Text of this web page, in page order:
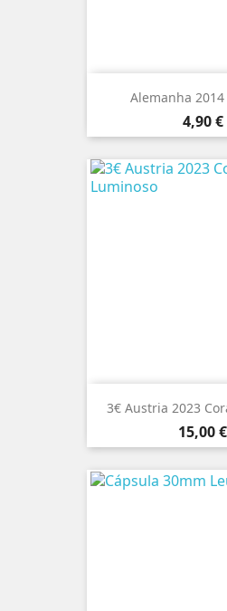
Alemanha
Preço
4,90 €
3€ Austria 2023
Preço
15,00 €